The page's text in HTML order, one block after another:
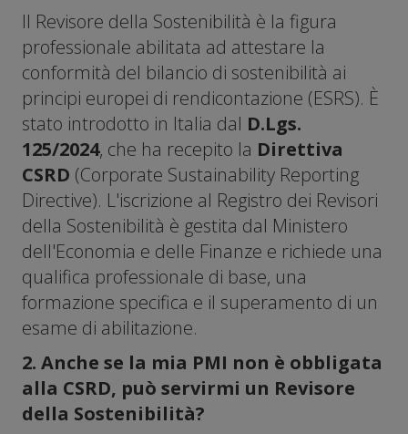
Il Revisore della Sostenibilità è la figura
professionale abilitata ad attestare la
conformità del bilancio di sostenibilità ai
principi europei di rendicontazione (ESRS). È
stato introdotto in Italia dal D.Lgs.
125/2024, che ha recepito la Direttiva
CSRD (Corporate Sustainability Reporting
Directive). L'iscrizione al Registro dei Revisori
della Sostenibilità è gestita dal Ministero
dell'Economia e delle Finanze e richiede una
qualifica professionale di base, una
formazione specifica e il superamento di un
esame di abilitazione.
2. Anche se la mia PMI non è obbligata
alla CSRD, può servirmi un Revisore
della Sostenibilità?